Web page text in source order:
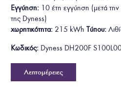
Εγγύηση: 10 έτηεγγύηση (μετά
της Dyness)
χωρητικότητα: 215 kWhΤύπου:
Κωδικός: Dyness DH200F
Λεπτομέρειες